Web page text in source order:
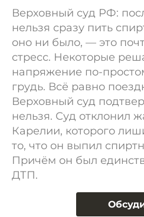
Верховный суд РФ:
нельзя сразу пить
оно ни было, — это
стресс. Некоторые
напряжение по-
грудь. Всё равно
Верховный суд
нельзя. Суд отклонил
Карелии, которого
то, что он выпил
Причём он был
ДТП.